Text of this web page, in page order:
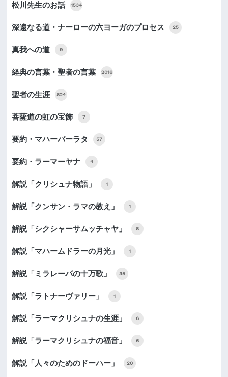
松川先生のお話 1534
深遠なる道・ナーローの六ヨーガのプロセス 25
真我への道 9
経典の言葉・聖者の言葉 2016
聖者の生涯 824
菩薩道の虹の宝飾 7
要約・マハーバーラタ 57
要約・ラーマーヤナ 4
解説「クリシュナ物語」 1
解説「クンサン・ラマの教え」 1
解説「シクシャーサムッチャヤ」 8
解説「マハームドラーの月光」 1
解説「ミラレーパの十万歌」 35
解説「ラトナーヴァリー」 1
解説「ラーマクリシュナの生涯」 6
解説「ラーマクリシュナの福音」 6
解説「人々のためのドーハー」 20